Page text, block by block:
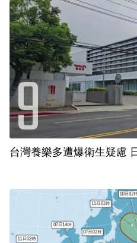
台灣養樂多遭爆衛生疑慮